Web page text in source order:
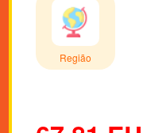
Região